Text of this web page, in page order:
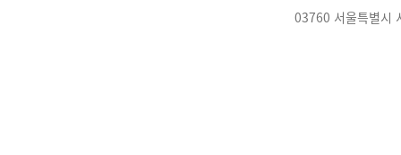
03760 서울특별시